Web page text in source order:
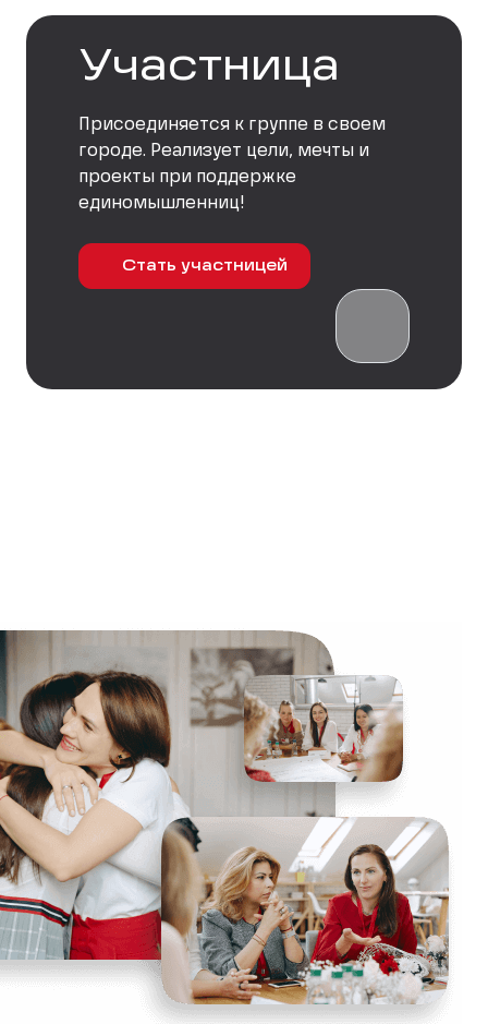
Участница
Присоединяется к группе в своем
городе. Реализует цели, мечты и
проекты при поддержке
единомышленниц!
Стать участницей